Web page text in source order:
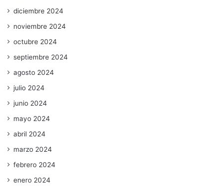
diciembre 2024
noviembre 2024
octubre 2024
septiembre 2024
agosto 2024
julio 2024
junio 2024
mayo 2024
abril 2024
marzo 2024
febrero 2024
enero 2024